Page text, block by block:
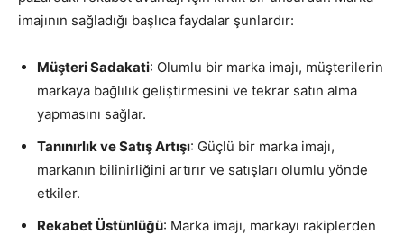
imajının sağladığı başlıca faydalar şunlardır:
Müşteri Sadakati: Olumlu bir marka imajı, müşterilerin
markaya bağlılık geliştirmesini ve tekrar satın alma
yapmasını sağlar.
Tanınırlık ve Satış Artışı: Güçlü bir marka imajı,
markanın bilinirliğini artırır ve satışları olumlu yönde
etkiler.
Rekabet Üstünlüğü: Marka imajı, markayı rakiplerden